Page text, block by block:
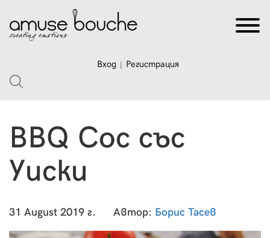
Вход Регистрация
BBQ Сос със
Уиски
31 August 2019 г. Автор: Борис Тасев